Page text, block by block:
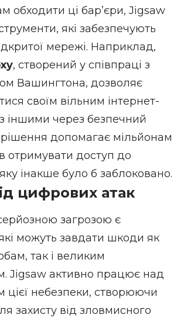
обходити ці бар’єри, Jigsaw
які забезпечують
мережі. Наприклад,
, створений у співпраці з
Вашингтона, дозволяє
своїм вільним інтернет-
іншими через безпечний
допомагає мільйонам
отримувати доступ до
інакше було б заблоковано.
цифрових атак
загрозою є
можуть завдати шкоди як
так і великим
Jigsaw активно працює над
небезпеки, створюючи
захисту від зловмисного